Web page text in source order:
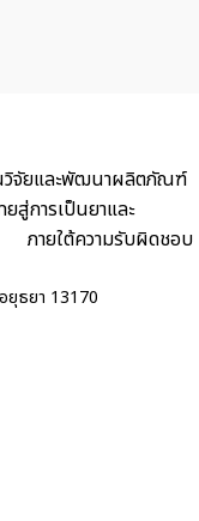
วิจัยและพัฒนาผลิตภัณฑ์
สู่การเป็นยาและ
ายใต้ความรับผิดชอบ
ยุธยา 13170